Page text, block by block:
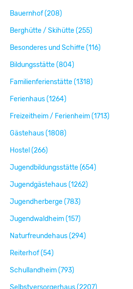
Bauernhof (208)
Berghütte / Skihütte (255)
Besonderes und Schiffe (116)
Bildungsstätte (804)
Familienferienstätte (1318)
Ferienhaus (1264)
Freizeitheim / Ferienheim (1713)
Gästehaus (1808)
Hostel (266)
Jugendbildungsstätte (654)
Jugendgästehaus (1262)
Jugendherberge (783)
Jugendwaldheim (157)
Naturfreundehaus (294)
Reiterhof (54)
Schullandheim (793)
Selbstversorgerhaus (2207)